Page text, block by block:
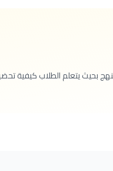
يتعلم الطلاب كيفية تحضير